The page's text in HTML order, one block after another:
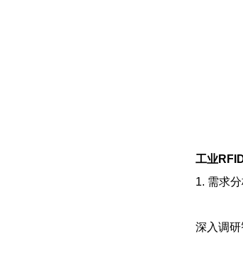
工业
1. 需求
深入调